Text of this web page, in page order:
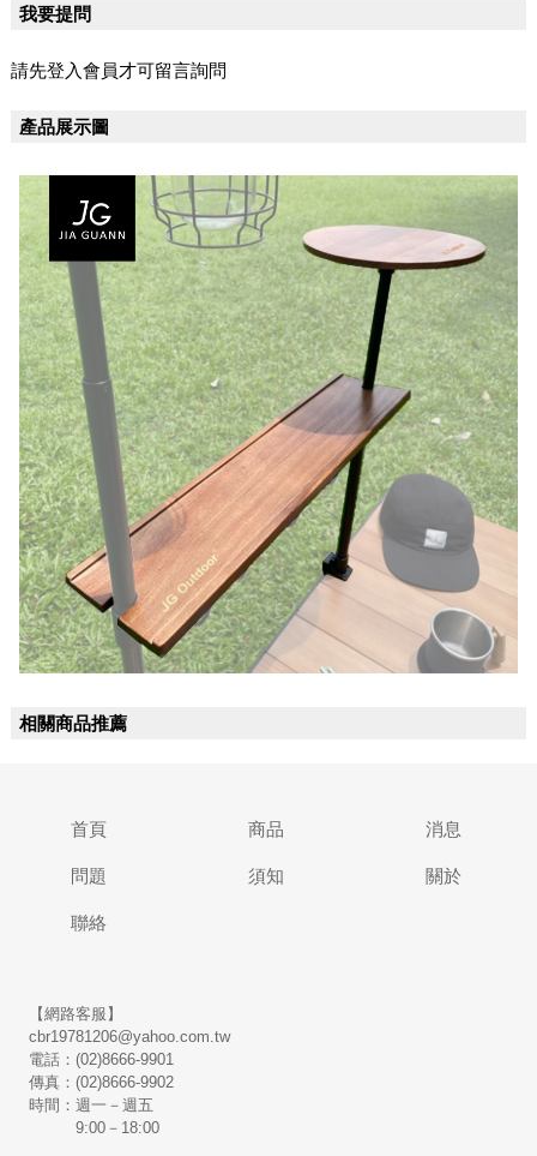
我要提問
請先登入會員才可留言詢問
產品展示圖
相關商品推薦
首頁 商品 消息
問題 須知 關於
聯絡
【網路客服】
cbr19781206@yahoo.com.tw
電話：(02)8666-9901
傳真：(02)8666-9902
時間：週一－週五
9:00－18:00